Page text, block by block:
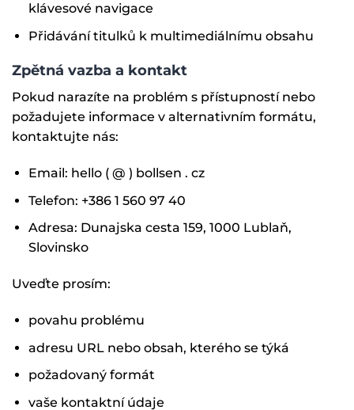
klávesové navigace
Přidávání titulků k multimediálnímu obsahu
Zpětná vazba a kontakt
Pokud narazíte na problém s přístupností nebo
požadujete informace v alternativním formátu,
kontaktujte nás:
Email: hello ( @ ) bollsen . cz
Telefon: +386 1 560 97 40
Adresa: Dunajska cesta 159, 1000 Lublaň,
Slovinsko
Uveďte prosím:
povahu problému
adresu URL nebo obsah, kterého se týká
požadovaný formát
vaše kontaktní údaje